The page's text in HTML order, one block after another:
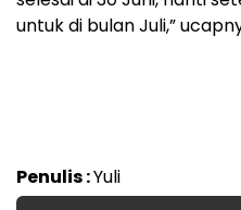
untuk di bulan Juli,”
Penulis :Yuli